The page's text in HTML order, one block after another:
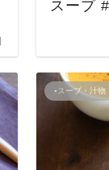
スープ
▪スープ・汁物